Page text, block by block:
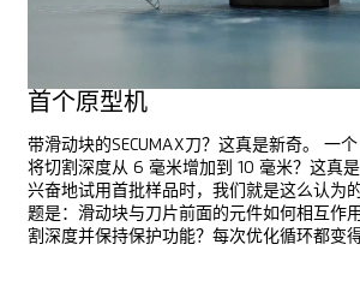
首个原型机
带滑动块的SECUMAX刀？这真是新奇。 一
将切割深度从 6 毫米增加到 10 毫米？这真
兴奋地试用首批样品时，我们就是这么认为
题是：滑动块与刀片前面的元件如何相互作
割深度并保持保护功能？每次优化循环都变得